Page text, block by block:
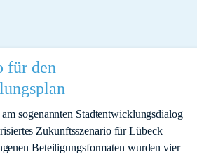
für den
sogenannten Stadtentwicklungsdialog
Zukunftsszenario für Lübeck
Beteiligungsformaten wurden vier